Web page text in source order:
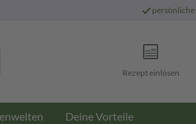
persönliche
Rezept einlösen
Deine Vorteile